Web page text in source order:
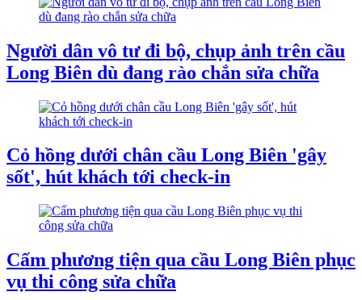
Người dân vô tư đi bộ, chụp ảnh trên cầu
Long Biên dù đang rào chắn sửa chữa
Cỏ hồng dưới chân cầu Long Biên 'gây
sốt', hút khách tới check-in
Cấm phương tiện qua cầu Long Biên phục
vụ thi công sửa chữa